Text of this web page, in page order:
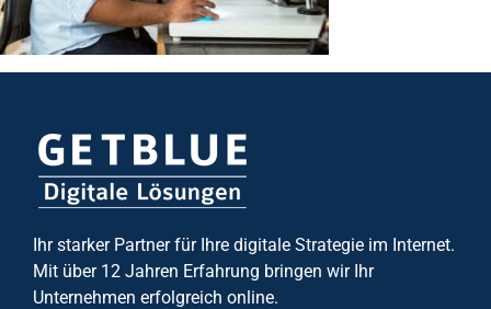
Ihr starker Partner für Ihre digitale Strategie im Internet.
Mit über 12 Jahren Erfahrung bringen wir Ihr
Unternehmen erfolgreich online.